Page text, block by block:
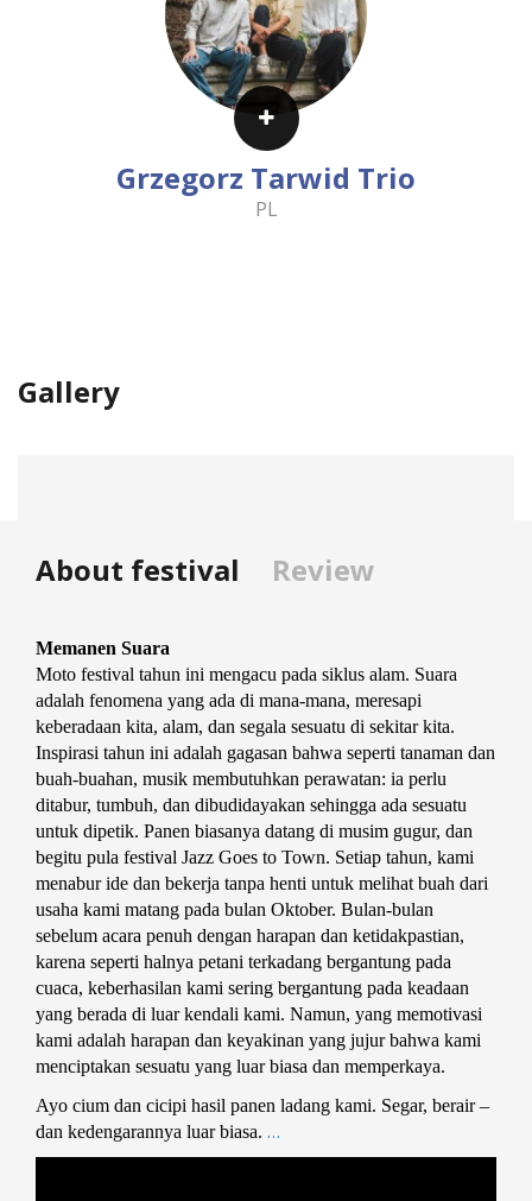
Grzegorz Tarwid Trio
PL
Gallery
About festival Review
Memanen Suara
Moto festival tahun ini mengacu pada siklus alam. Suara
adalah fenomena yang ada di mana-mana, meresapi
keberadaan kita, alam, dan segala sesuatu di sekitar kita.
Inspirasi tahun ini adalah gagasan bahwa seperti tanaman dan
buah-buahan, musik membutuhkan perawatan: ia perlu
ditabur, tumbuh, dan dibudidayakan sehingga ada sesuatu
untuk dipetik. Panen biasanya datang di musim gugur, dan
begitu pula festival Jazz Goes to Town. Setiap tahun, kami
menabur ide dan bekerja tanpa henti untuk melihat buah dari
usaha kami matang pada bulan Oktober. Bulan-bulan
sebelum acara penuh dengan harapan dan ketidakpastian,
karena seperti halnya petani terkadang bergantung pada
cuaca, keberhasilan kami sering bergantung pada keadaan
yang berada di luar kendali kami. Namun, yang memotivasi
kami adalah harapan dan keyakinan yang jujur bahwa kami
menciptakan sesuatu yang luar biasa dan memperkaya.
Ayo cium dan cicipi hasil panen ladang kami. Segar, berair –
dan kedengarannya luar biasa. …